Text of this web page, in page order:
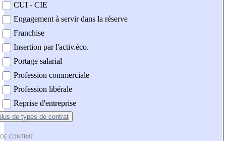
CUI - CIE
Engagement à servir dans la réserve
Franchise
Insertion par l'activ.éco.
Portage salarial
Profession commerciale
Profession libérale
Reprise d'entreprise
de types de contrat
CONTRAT